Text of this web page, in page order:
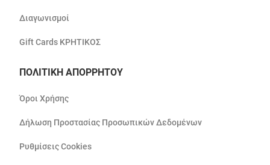
Διαγωνισμοί
Gift Cards ΚΡΗΤΙΚΟΣ
ΠΟΛΙΤΙΚΗ ΑΠΟΡΡΗΤΟΥ
Όροι Χρήσης
Δήλωση Προστασίας Προσωπικών Δεδομένων
Ρυθμίσεις Cookies